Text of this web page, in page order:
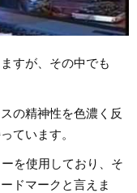
すが、その中でも
の精神性を色濃く反
ています。
を使用しており、そ
ドマークと言えま